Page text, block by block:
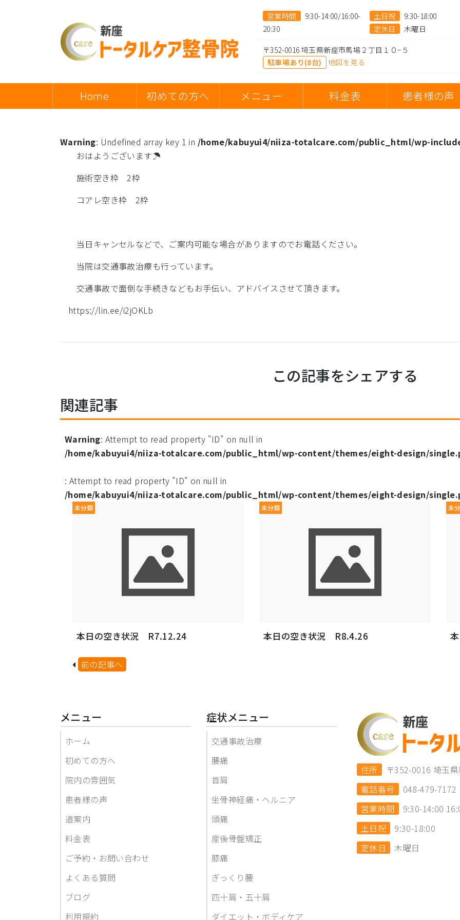
営業時間
9:30-14:00/16:00-
20:30
土日祝
9:30-18:00
定休日
木曜日
〒352-0016 埼玉県新座市馬場２丁目１０−５
駐車場あり(8台)
地図を見る
Home 初めての方へ メニュー 料金表 患者様の声
Warning: Undefined array key 1 in /home/kabuyui4/niiza-totalcare.com/public_html/wp-
おはようございます☂
施術空き枠 2枠
コアレ空き枠 2枠
当日キャンセルなどで、ご案内可能な場合がありますのでお電話ください。
当院は交通事故治療も行っています。
交通事故で面倒な手続きなどもお手伝い、アドバイスさせて頂きます。
https://lin.ee/i2jOKLb
この記事をシェアする
関連記事
Warning: Attempt to read property "ID" on null in
/home/kabuyui4/niiza-totalcare.com/public_html/wp-content/themes/eight-design/
: Attempt to read property "ID" on null in
/home/kabuyui4/niiza-totalcare.com/public_html/wp-content/themes/eight-design/
未分類
本日の空き状況 R7.12.24
未分類
本日の空き状況 R8.4.26
未
前の記事へ
メニュー
ホーム
初めての方へ
院内の雰囲気
患者様の声
道案内
料金表
ご予約・お問い合わせ
よくある質問
ブログ
利用規約
症状メニュー
交通事故治療
腰痛
首肩
坐骨神経痛・ヘルニア
頭痛
産後骨盤矯正
膝痛
ぎっくり腰
四十肩・五十肩
ダイエット・ボディケア
住所
〒352-0016 埼玉
電話番号
048-479-7172
営業時間
9:30-14:00
土日祝
9:30-18:00
定休日
木曜日